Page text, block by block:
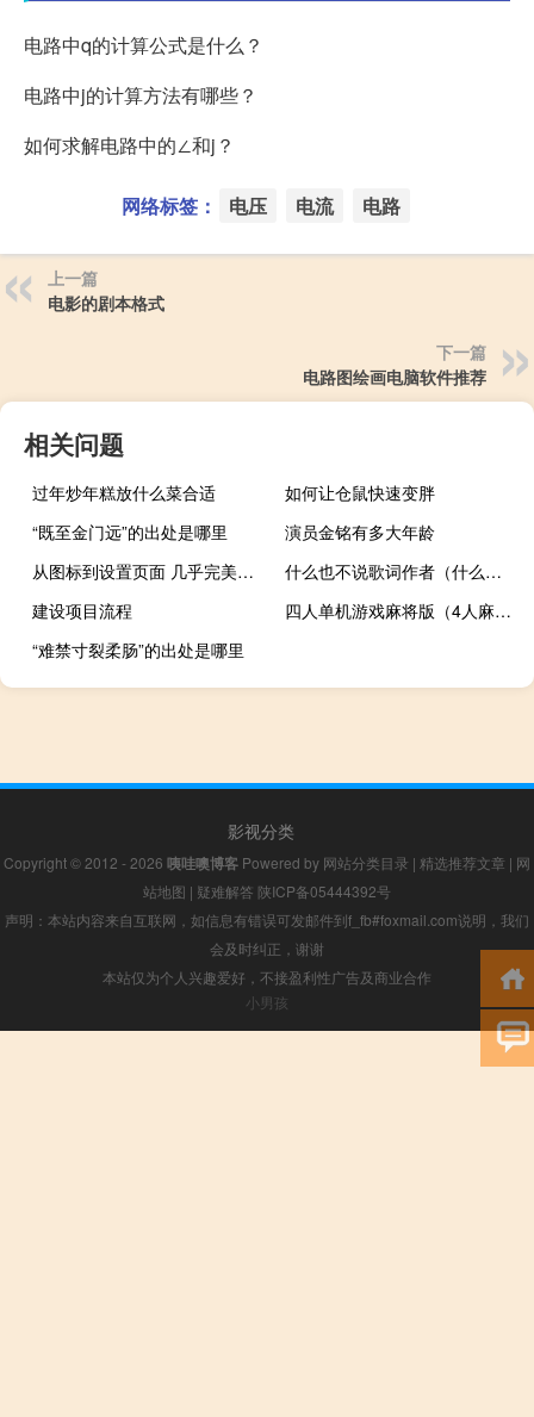
电路中q的计算公式是什么？
电路中j的计算方法有哪些？
如何求解电路中的∠和j？
网络标签： 电压 电流 电路
上一篇
电影的剧本格式
下一篇
电路图绘画电脑软件推荐
相关问题
过年炒年糕放什么菜合适
如何让仓鼠快速变胖
“既至金门远”的出处是哪里
演员金铭有多大年龄
从图标到设置页面 几乎完美实现了材质设计
什么也不说歌词作者（什么也不说歌词）
建设项目流程
四人单机游戏麻将版（4人麻将游戏单机版）
“难禁寸裂柔肠”的出处是哪里
影视分类
Copyright © 2012 - 2026 咦哇噢博客 Powered by 网站分类目录 | 精选推荐文章 | 网
站地图 | 疑难解答 陕ICP备05444392号
声明：本站内容来自互联网，如信息有错误可发邮件到f_fb#foxmail.com说明，我们
会及时纠正，谢谢
本站仅为个人兴趣爱好，不接盈利性广告及商业合作
小男孩